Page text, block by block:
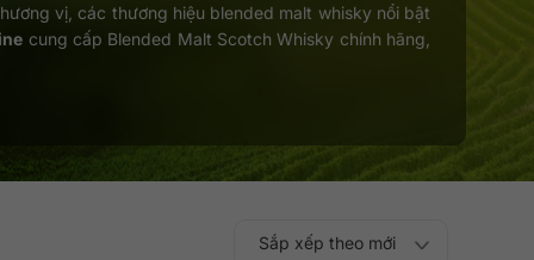
vị, các thương hiệu blended malt whisky nổi bật
cung cấp Blended Malt Scotch Whisky chính hãng,
Sắp xếp theo
Sắp xếp theo mới